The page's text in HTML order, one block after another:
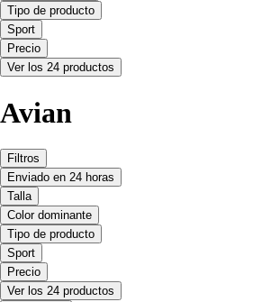
Tipo de producto
Sport
Precio
Ver los 24 productos
Avian
Filtros
Enviado en 24 horas
Talla
Color dominante
Tipo de producto
Sport
Precio
Ver los 24 productos